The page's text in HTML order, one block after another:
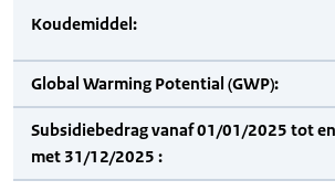
Koudemiddel:
Global Warming Potential (GWP):
Subsidiebedrag vanaf 01/01/2025 tot en
met 31/12/2025 :